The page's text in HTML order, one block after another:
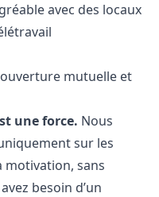
avec des locaux
mutuelle et
une force. Nous
sur les
motivation, sans
besoin d’un